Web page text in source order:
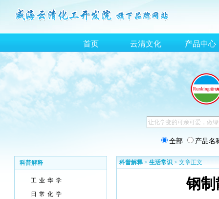
首页 云清文化 产品中心
全部 产品名
科普解释
工业华学
日常化学
科普解释 > 生活常识 > 文章正文
钢